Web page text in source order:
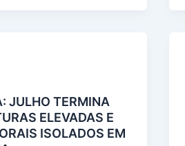
JULHO TERMINA
ELEVADAS E
ISOLADOS EM